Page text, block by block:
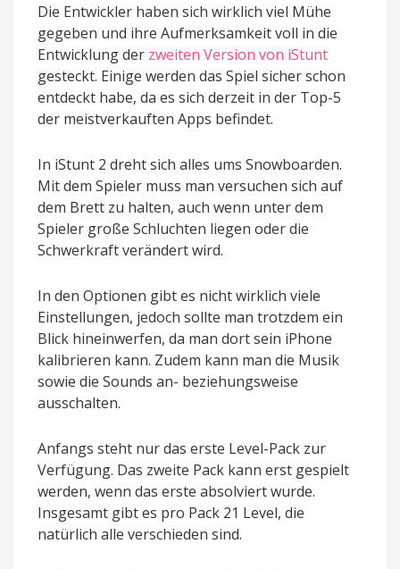
Die Entwickler haben sich wirklich viel Mühe
gegeben und ihre Aufmerksamkeit voll in die
Entwicklung der zweiten Version von iStunt
gesteckt. Einige werden das Spiel sicher schon
entdeckt habe, da es sich derzeit in der Top-5
der meistverkauften Apps befindet.
In iStunt 2 dreht sich alles ums Snowboarden.
Mit dem Spieler muss man versuchen sich auf
dem Brett zu halten, auch wenn unter dem
Spieler große Schluchten liegen oder die
Schwerkraft verändert wird.
In den Optionen gibt es nicht wirklich viele
Einstellungen, jedoch sollte man trotzdem ein
Blick hineinwerfen, da man dort sein iPhone
kalibrieren kann. Zudem kann man die Musik
sowie die Sounds an- beziehungsweise
ausschalten.
Anfangs steht nur das erste Level-Pack zur
Verfügung. Das zweite Pack kann erst gespielt
werden, wenn das erste absolviert wurde.
Insgesamt gibt es pro Pack 21 Level, die
natürlich alle verschieden sind.